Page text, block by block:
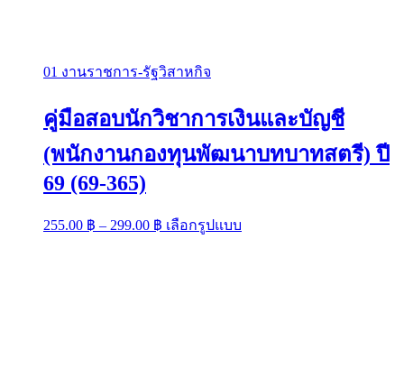
01 งานราชการ-รัฐวิสาหกิจ
คู่มือสอบนักวิชาการเงินและบัญชี
(พนักงานกองทุนพัฒนาบทบาทสตรี) ปี
69 (69-365)
255.00 ฿ – 299.00 ฿ Price
range:
เลือกรูปแบบ
product